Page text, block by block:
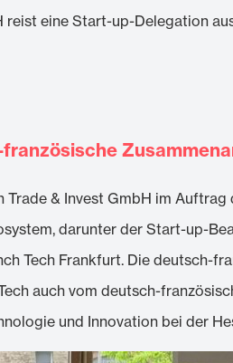
eine Start-up-Delegation
& Invest GmbH im
darunter der Start-up-
Tech Frankfurt. Die deutsch-
auch vom deutsch-
und Innovation bei der